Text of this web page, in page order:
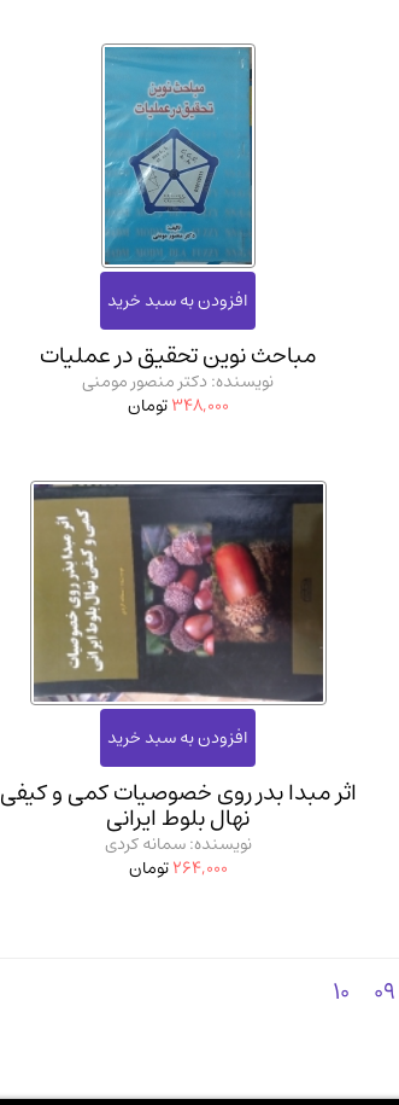
مباحث نوین تحقیق در عملیات
نویسنده: دکتر منصور مومنی
348,000تومان
اثر مبدا بدر روی خصوصیات کمی و کیفی
نهال بلوط ایرانی
نویسنده: سمانه کردی
264,000تومان
09
10